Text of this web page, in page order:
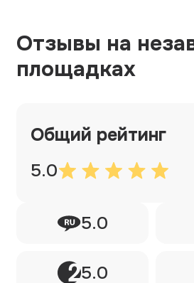
Отзывы на
площадках
Общий рейтинг
5.0
5.0
5.0